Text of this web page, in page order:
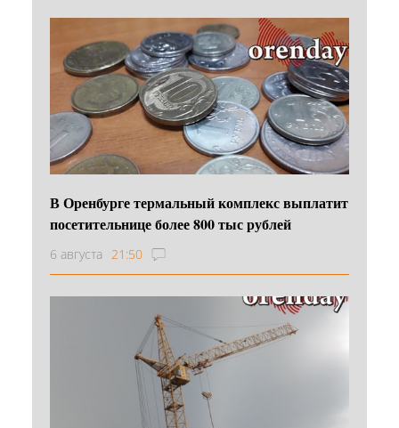
В Оренбурге термальный комплекс выплатит
посетительнице более 800 тыс рублей
6 августа 21:50